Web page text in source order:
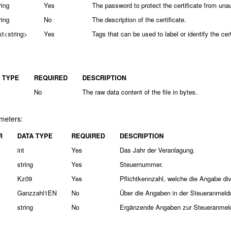
Yes
The password to protect the certificate from
No
The description of the certificate.
Yes Tags that can be used to label or identify the
TYPE REQUIRED
DESCRIPTION
No The raw data content of the file in bytes.
DATA TYPE REQUIRED
DESCRIPTION
int Yes
Das Jahr der Veranlagung.
string Yes
Steuernummer.
Kz09 Yes
Pflichtkennzahl, welche die Angabe
Ganzzahl1EN No
Über die Angaben in der
string No Ergänzende Angaben zur